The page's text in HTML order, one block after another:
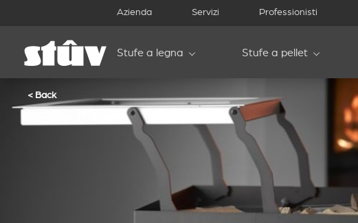
Azienda Servizi Professionisti
Stufe a legna Stufe a pellet
< Back